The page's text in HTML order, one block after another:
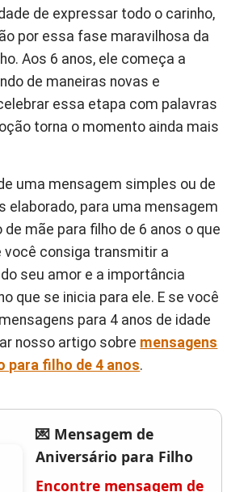
de expressar todo o carinho,
por essa fase maravilhosa da
Aos 6 anos, ele começa a
de maneiras novas e
essa etapa com palavras
torna o momento ainda mais
uma mensagem simples ou de
elaborado, para uma mensagem
de mãe para filho de 6 anos o que
você consiga transmitir a
seu amor e a importância
que se inicia para ele. E se você
para 4 anos de idade
nosso artigo sobre mensagens
para filho de 4 anos.
💌 Mensagem de
Aniversário para Filho
Encontre mensagem de